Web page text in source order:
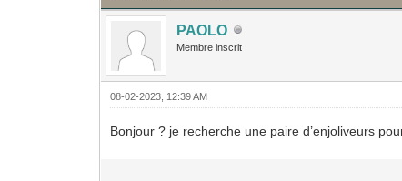
PAOLO
Membre inscrit
08-02-2023, 12:39 AM
Bonjour ? je recherche une paire d’enjoliveurs